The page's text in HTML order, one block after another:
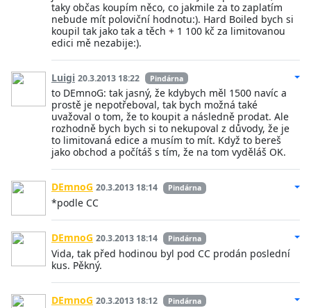
taky občas koupím něco, co jakmile za to zaplatím
nebude mít poloviční hodnotu:). Hard Boiled bych si
koupil tak jako tak a těch + 1 100 kč za limitovanou
edici mě nezabije:).
Luigi 20.3.2013 18:22 Pindárna
to DEmnoG: tak jasný, že kdybych měl 1500 navíc a
prostě je nepotřeboval, tak bych možná také
uvažoval o tom, že to koupit a následně prodat. Ale
rozhodně bych bych si to nekupoval z důvody, že je
to limitovaná edice a musím to mít. Když to bereš
jako obchod a počítáš s tím, že na tom vyděláš OK.
DEmnoG 20.3.2013 18:14 Pindárna
*podle CC
DEmnoG 20.3.2013 18:14 Pindárna
Vida, tak před hodinou byl pod CC prodán poslední
kus. Pěkný.
DEmnoG 20.3.2013 18:12 Pindárna